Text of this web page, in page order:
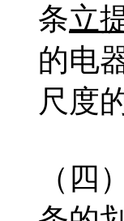
条立
的电
尺度
（四